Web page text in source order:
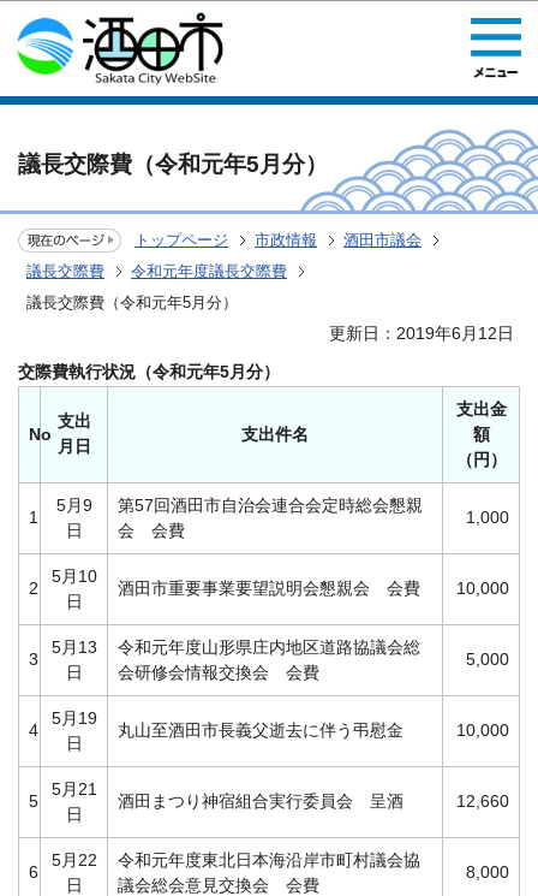
このページの本文へ移動
議長交際費（令和元年5月分）
トップページ 市政情報
酒田市議会
議長交際費
令和元年度議長交際費
議長交際費（令和元年5月分）
更新日：2019年6月12日
交際費執行状況（令和元年5月分）
No
支出
月日
支出件名
支出金
額
（円）
1
5月9
日
第57回酒田市自治会連合会定時総会懇親
会 会費
1,000
2
5月10
日
酒田市重要事業要望説明会懇親会 会費 10,000
3
5月13
日
令和元年度山形県庄内地区道路協議会総
会研修会情報交換会 会費
5,000
4
5月19
日
丸山至酒田市長義父逝去に伴う弔慰金 10,000
5
5月21
日
酒田まつり神宿組合実行委員会 呈酒 12,660
6
5月22
日
令和元年度東北日本海沿岸市町村議会協
議会総会意見交換会 会費
8,000